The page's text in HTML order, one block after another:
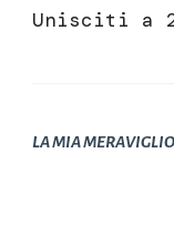
Unisciti a
LA MIA